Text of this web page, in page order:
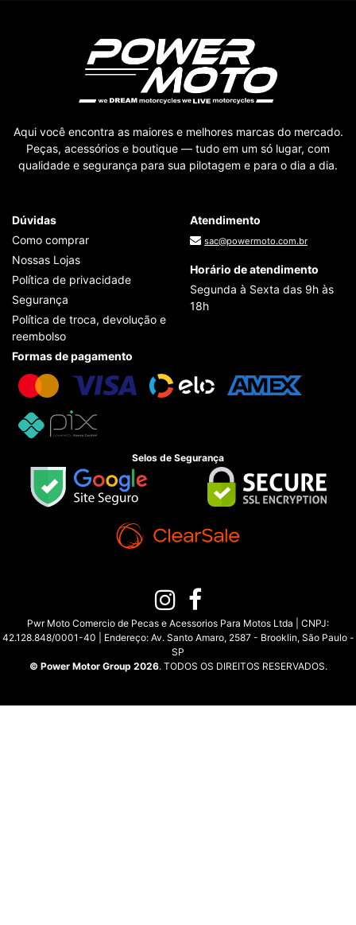
Aqui você encontra as maiores e melhores marcas do mercado.
Peças, acessórios e boutique — tudo em um só lugar, com
qualidade e segurança para sua pilotagem e para o dia a dia.
Dúvidas
Como comprar
Nossas Lojas
Política de privacidade
Segurança
Política de troca, devolução e
reembolso
Atendimento
sac@powermoto.com.br
Horário de atendimento
Segunda à Sexta das 9h às
18h
Formas de pagamento
Selos de Segurança
Pwr Moto Comercio de Pecas e Acessorios Para Motos Ltda | CNPJ:
42.128.848/0001-40 | Endereço: Av. Santo Amaro, 2587 - Brooklin, São Paulo -
SP
© Power Motor Group 2026. TODOS OS DIREITOS RESERVADOS.